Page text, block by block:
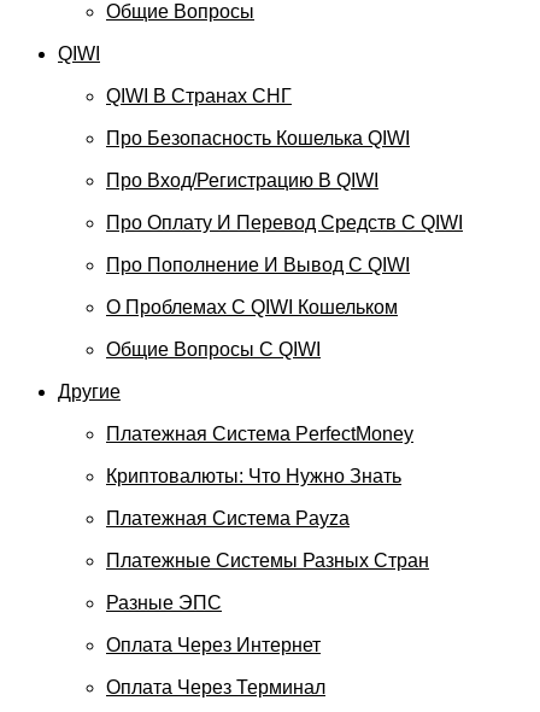
Общие Вопросы
QIWI
QIWI В Странах СНГ
Про Безопасность Кошелька QIWI
Про Вход/регистрацию В QIWI
Про Оплату И Перевод Средств C QIWI
Про Пополнение И Вывод С QIWI
О Проблемах С QIWI Кошельком
Общие Вопросы С QIWI
Другие
Платежная Система PerfectMoney
Криптовалюты: Что Нужно Знать
Платежная Система Payza
Платежные Системы Разных Стран
Разные ЭПС
Оплата Через Интернет
Оплата Через Терминал